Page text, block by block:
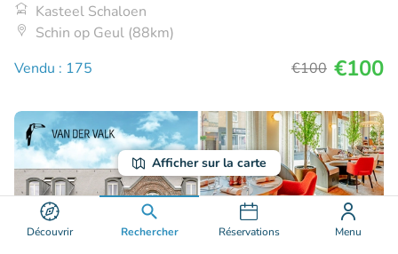
Découvrir Rechercher Réservations Menu
Afficher sur la carte
Kasteel Schaloen
Schin op Geul (88km)
Vendu : 175
€100 €100